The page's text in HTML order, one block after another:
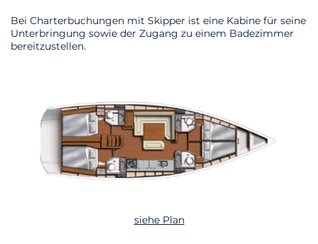
Bei Charterbuchungen mit Skipper ist eine Kabine für seine
Unterbringung sowie der Zugang zu einem Badezimmer
bereitzustellen.
siehe Plan